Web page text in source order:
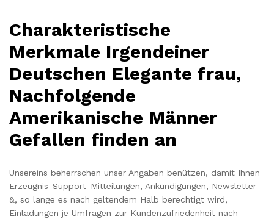
Charakteristische
Merkmale Irgendeiner
Deutschen Elegante frau,
Nachfolgende
Amerikanische Männer
Gefallen finden an
Unsereins beherrschen unser Angaben benützen, damit Ihnen
Erzeugnis-Support-Mitteilungen, Ankündigungen, Newsletter
&, so lange es nach geltendem Halb berechtigt wird,
Einladungen je Umfragen zur Kundenzufriedenheit nach